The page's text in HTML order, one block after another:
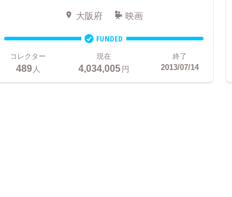
大阪府 映画
FUNDED
コレクター
489人
現在
4,034,005円
終了
2013/07/14